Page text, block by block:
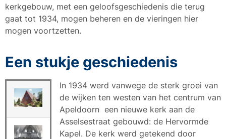
kerkgebouw, met een geloofsgeschiedenis die terug
gaat tot 1934, mogen beheren en de vieringen hier
mogen voortzetten.
Een stukje geschiedenis
In 1934 werd vanwege de sterk groei van
de wijken ten westen van het centrum van
Apeldoorn een nieuwe kerk aan de
Asselsestraat gebouwd: de Hervormde
Kapel. De kerk werd getekend door